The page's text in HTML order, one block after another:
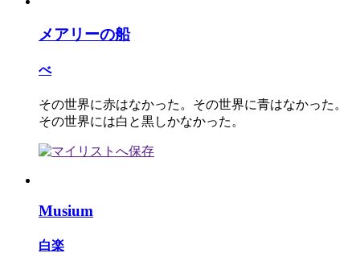
メアリーの船
べ
その世界に赤はなかった。その世界に青はなかった。
その世界には白と黒しかなかった。
Musium
白楽